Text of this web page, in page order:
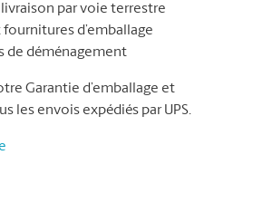
livraison par voie terrestre
fournitures d’emballage
de déménagement
Garantie d’emballage et
les envois expédiés par UPS.